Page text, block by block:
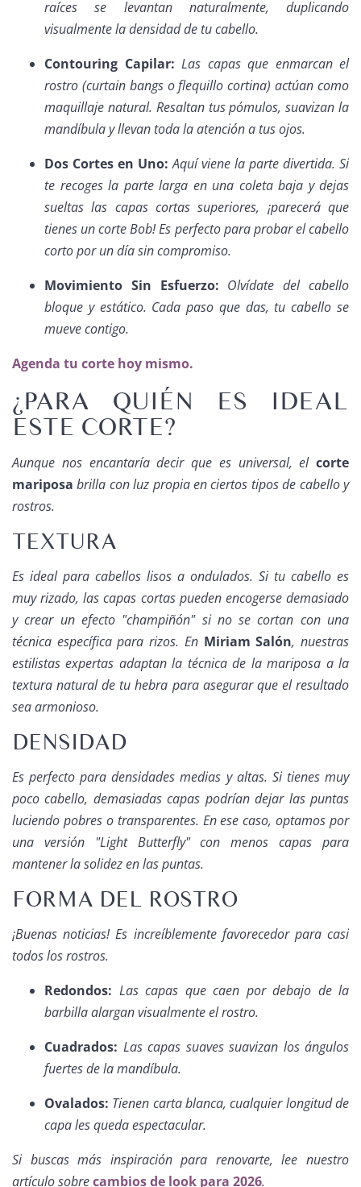
raíces se levantan naturalmente, duplicando
visualmente la densidad de tu cabello.
Contouring Capilar: Las capas que enmarcan el
rostro (curtain bangs o flequillo cortina) actúan como
maquillaje natural. Resaltan tus pómulos, suavizan la
mandíbula y llevan toda la atención a tus ojos.
Dos Cortes en Uno: Aquí viene la parte divertida. Si
te recoges la parte larga en una coleta baja y dejas
sueltas las capas cortas superiores, ¡parecerá que
tienes un corte Bob! Es perfecto para probar el cabello
corto por un día sin compromiso.
Movimiento Sin Esfuerzo: Olvídate del cabello
bloque y estático. Cada paso que das, tu cabello se
mueve contigo.
Agenda tu corte hoy mismo.
¿PARA QUIÉN ES IDEAL
ESTE CORTE?
Aunque nos encantaría decir que es universal, el corte
mariposa brilla con luz propia en ciertos tipos de cabello y
rostros.
TEXTURA
Es ideal para cabellos lisos a ondulados. Si tu cabello es
muy rizado, las capas cortas pueden encogerse demasiado
y crear un efecto "champiñón" si no se cortan con una
técnica específica para rizos. En Miriam Salón, nuestras
estilistas expertas adaptan la técnica de la mariposa a la
textura natural de tu hebra para asegurar que el resultado
sea armonioso.
DENSIDAD
Es perfecto para densidades medias y altas. Si tienes muy
poco cabello, demasiadas capas podrían dejar las puntas
luciendo pobres o transparentes. En ese caso, optamos por
una versión "Light Butterfly" con menos capas para
mantener la solidez en las puntas.
FORMA DEL ROSTRO
¡Buenas noticias! Es increíblemente favorecedor para casi
todos los rostros.
Redondos: Las capas que caen por debajo de la
barbilla alargan visualmente el rostro.
Cuadrados: Las capas suaves suavizan los ángulos
fuertes de la mandíbula.
Ovalados: Tienen carta blanca, cualquier longitud de
capa les queda espectacular.
Si buscas más inspiración para renovarte, lee nuestro
artículo sobrecambios de look para 2026.